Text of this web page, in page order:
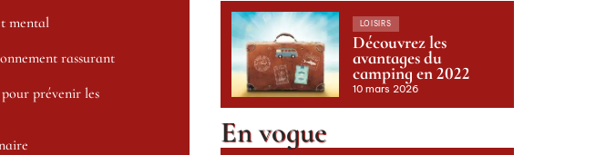
mental
rassurant
prévenir les
LOISIRS
Découvrez les
avantages du
camping en 2022
10 mars 2026
En vogue